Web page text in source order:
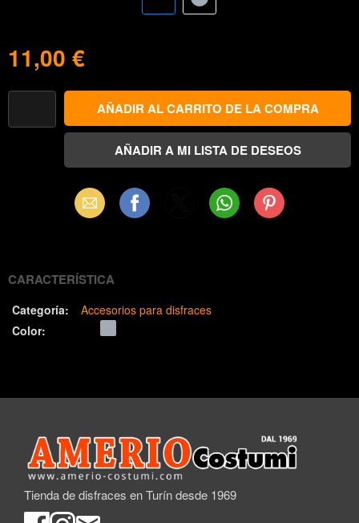
11,00 €
Email Facebook WhatsAppPinterest
CARACTERÍSTICA
Categoría:
Accesorios para disfraces
Color:
Tienda de disfraces en Turín desde 1969